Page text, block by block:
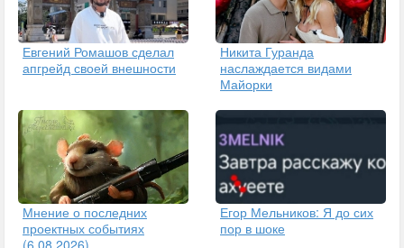
Евгений Ромашов сделал
апгрейд своей внешности
Никита Гуранда
наслаждается видами
Майорки
Мнение о последних
проектных событиях
Егор Мельников: Я до сих
пор в шоке